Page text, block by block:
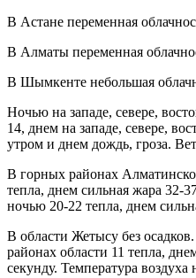
В Астане переменная
В Алматы переменная
В Шымкенте небольшая
Ночью на западе, севере,
14, днем на западе, севере,
утром и днем дождь, гроза.
В горных районах
тепла, днем сильная жара 32-
ночью 20-22 тепла, днем
В области Жетысу без
районах области 11 тепла,
секунду. Температура